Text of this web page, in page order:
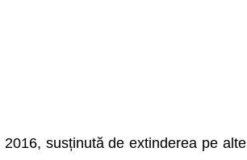
susținută de extinderea pe alte